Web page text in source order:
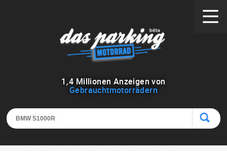
1 ,4 Millionen Anzeigen von
Gebrauchtmotorrädern